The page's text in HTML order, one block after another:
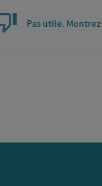
Pas utile.